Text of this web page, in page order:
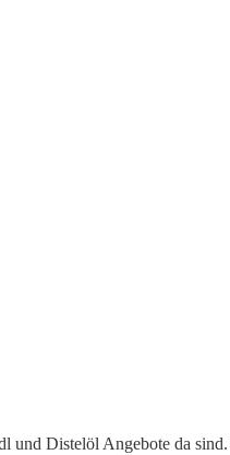
und Distelöl Angebote da sind.